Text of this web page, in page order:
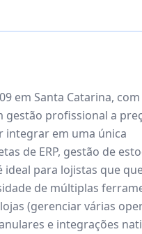
em Santa Catarina,
gestão profissional a
integrar em uma única
de ERP, gestão de
para lojistas que
de múltiplas
(gerenciar várias
e integrações